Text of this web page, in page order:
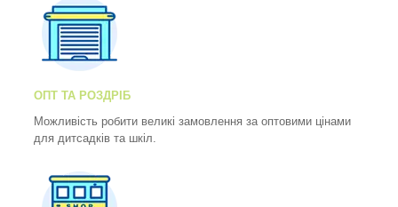
ОПТ ТА РОЗДРІБ
Можливість робити великі замовлення за оптовими цінами
для дитсадків та шкіл.